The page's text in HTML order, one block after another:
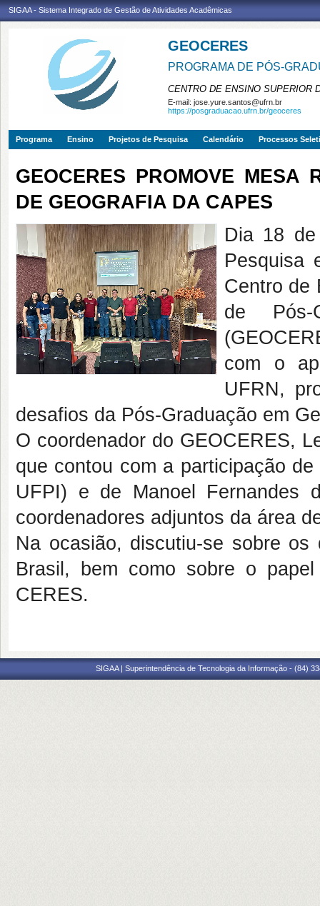
SIGAA - Sistema Integrado de Gestão de Atividades Acadêmicas
GEOCERES
PROGRAMA DE PÓS-
CENTRO DE ENSINO SUPERIOR
E-mail: jose.yure.santos@ufrn.br
https://posgraduacao.ufrn.br/geoceres
Programa Ensino Projetos de Pesquisa Calendário Processos
GEOCERES PROMOVE MESA
DE GEOGRAFIA DA CAPES
Dia 18
Pesquisa
Centro de
de Pós-
com o
UFRN,
desafios da Pós-Graduação em
O coordenador do GEOCERES,
que contou com a participação
UFPI) e de Manoel Fernandes
coordenadores adjuntos da área
Na ocasião, discutiu-se sobre
Brasil, bem como sobre o
CERES.
SIGAA | Superintendência de Tecnologia da Informação - (84)